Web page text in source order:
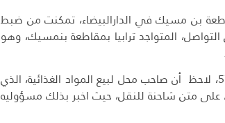
بن مسيك في الدارالبيضاء، تمكنت من ضبط
المتواجد ترابيا بمقاطعة بنمسيك، وهو
وقالت مصادر مطلعة أن عون سلطة ( شيخ) بالملحقة الادارية 57، لاحظ أن صاحب محل لبيع المواد الغذائية، الذي
على متن شاحنة للنقل، حيث اخبر بذلك مسؤوليه